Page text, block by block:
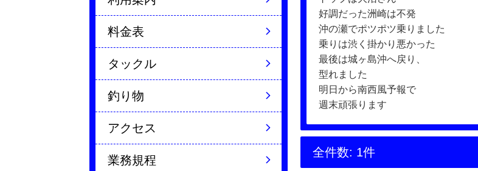
好調だった洲崎は不発
沖の瀬でポツポツ乗りました
乗りは渋く掛かり悪かった
最後は城ヶ島沖へ戻り、
型れました
明日から南西風予報で
週末頑張ります
全件数: 1件
料金表
タックル
釣り物
アクセス
業務規程